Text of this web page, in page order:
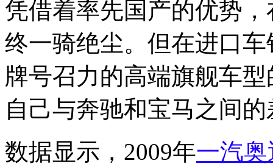
凭借着率先国产的优势
终一骑绝尘。但在进口
牌号召力的高端旗舰车
自己与奔驰和宝马之间
数据显示，2009年一汽奥